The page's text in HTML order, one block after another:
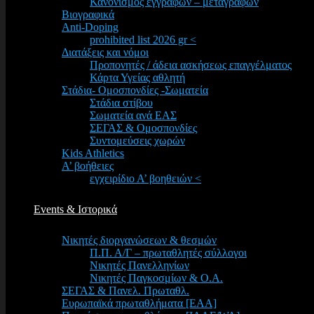
Βιογραφικά
Anti-Doping
prohibited list 2026 gr <
Διατάξεις και νόμοι
Προπονητές / άδεια ασκήσεως επαγγέλματος
Κάρτα Υγείας αθλητή
Στάδια- Ομοσπονδίες -Σωματεία
Στάδια στίβου
Σωματεία ανά ΕΑΣ
ΣΕΓΑΣ & Ομοσπονδίες
Συντομεύσεις χωρών
Kids Athletics
Α’ βοήθειες
εγχειρίδιο Α’ βοηθειών <
Events & Ιστορικά
Νικητές διοργανώσεων & θεσμών
Π.Π. Α/Γ – πρωταθλητές σύλλογοι
Νικητές Πανελληνίων
Νικητές Παγκοσμίων & Ο.Α.
ΣΕΓΑΣ & Πανελ. Πρωταθλ.
Ευρωπαϊκά πρωταθλήματα [EAA]